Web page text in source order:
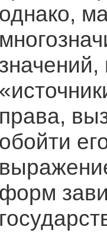
однако,
права,
обойти
форм